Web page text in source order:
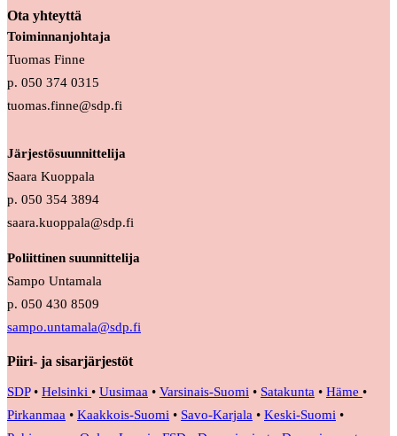
Ota yhteyttä
Toiminnanjohtaja
Tuomas Finne
p. 050 374 0315
tuomas.finne@sdp.fi
Järjestösuunnittelija
Saara Kuoppala
p. 050 354 3894
saara.kuoppala@sdp.fi
Poliittinen suunnittelija
Sampo Untamala
p. 050 430 8509
sampo.untamala@sdp.fi
Piiri- ja sisarjärjestöt
SDP• Helsinki • Uusimaa • Varsinais-Suomi • Satakunta • Häme •
Pirkanmaa • Kaakkois-Suomi • Savo-Karjala • Keski-Suomi •